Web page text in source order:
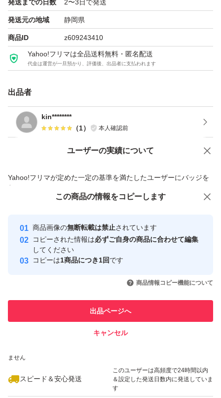
発送までの日数 2〜3日で発送
発送元の地域 静岡県
商品ID z609243410
Yahoo!フリマは全品送料無料・匿名配送
代金は運営が一旦預かり、評価後、出品者に支払われます
出品者
kin********
（1） 本人確認前
ユーザーの実績について
Yahoo!フリマが定めた一定の基準を満たしたユーザーにバッジを
付与しています
安心取引出品者
心・安全なユーザーです
取引実績
引を完了させた実績があります
での取引実績があります
ません
スピード＆安心発送
このユーザーは高頻度で24時間以内
＆設定した発送日数内に発送していま
す
価格の相談 商品への質問
この商品の情報をコピーします
商品画像の無断転載は禁止されています
コピーされた情報は必ずご自身の商品に合わせて編集
してください
コピーは1商品につき1回です
商品情報コピー機能について
出品ページへ
キャンセル
この商品をみている人にオススメ